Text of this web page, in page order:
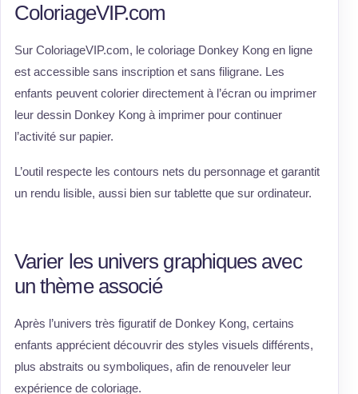
ColoriageVIP.com
Sur ColoriageVIP.com, le coloriage Donkey Kong en ligne
est accessible sans inscription et sans filigrane. Les
enfants peuvent colorier directement à l’écran ou imprimer
leur dessin Donkey Kong à imprimer pour continuer
l’activité sur papier.
L’outil respecte les contours nets du personnage et garantit
un rendu lisible, aussi bien sur tablette que sur ordinateur.
Varier les univers graphiques avec
un thème associé
Après l’univers très figuratif de Donkey Kong, certains
enfants apprécient découvrir des styles visuels différents,
plus abstraits ou symboliques, afin de renouveler leur
expérience de coloriage.